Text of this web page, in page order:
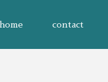
home contact